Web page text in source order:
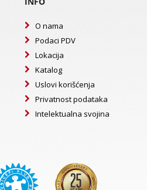
O nama
Podaci PDV
Lokacija
Katalog
Uslovi korišćenja
Privatnost podataka
Intelektualna svojina